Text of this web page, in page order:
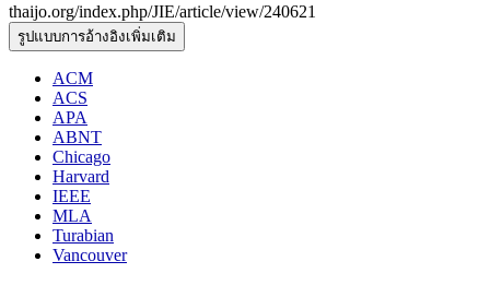
thaijo.org/index.php/JIE/article/view/240621
รูปแบบการอ้างอิงเพิ่มเติม
ACM
ACS
APA
ABNT
Chicago
Harvard
IEEE
MLA
Turabian
Vancouver